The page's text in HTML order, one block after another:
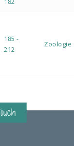
185 -
212
Zoologie